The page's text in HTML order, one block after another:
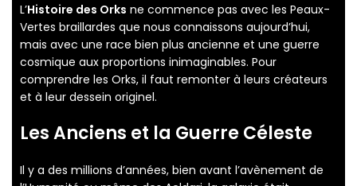
L’Histoire des Orks ne commence pas avec les Peaux-
Vertes braillardes que nous connaissons aujourd’hui,
mais avec une race bien plus ancienne et une guerre
cosmique aux proportions inimaginables. Pour
comprendre les Orks, il faut remonter à leurs créateurs
et à leur dessein originel.
Les Anciens et la Guerre Céleste
Il y a des millions d’années, bien avant l’avènement de